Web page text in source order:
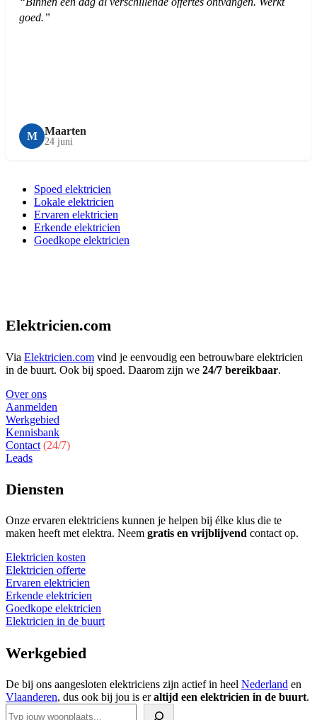
goed.”
M Maarten
24 juni
Spoed elektricien
Lokale elektricien
Ervaren elektricien
Erkende elektricien
Goedkope elektricien
Elektricien.com
Via Elektricien.com vind je eenvoudig een betrouwbare elektricien
in de buurt. Ook bij spoed. Daarom zijn we 24/7 bereikbaar.
Over ons
Aanmelden
Werkgebied
Kennisbank
Contact (24/7)
Leads
Diensten
Onze ervaren elektriciens kunnen je helpen bij élke klus die te
maken heeft met elektra. Neem gratis en vrijblijvend contact op.
Elektricien kosten
Elektricien offerte
Ervaren elektricien
Erkende elektricien
Goedkope elektricien
Elektricien in de buurt
Werkgebied
De bij ons aangesloten elektriciens zijn actief in heel Nederland en
Vlaanderen, dus ook bij jou is eraltijd een elektricien in de buurt.